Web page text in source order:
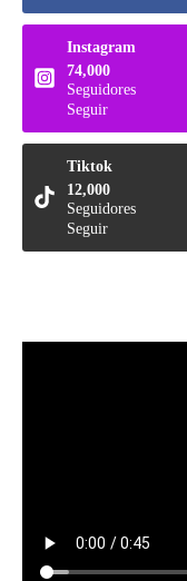
Instagram
74,000
Seguidores
Seguir
Tiktok
12,000
Seguidores
Seguir